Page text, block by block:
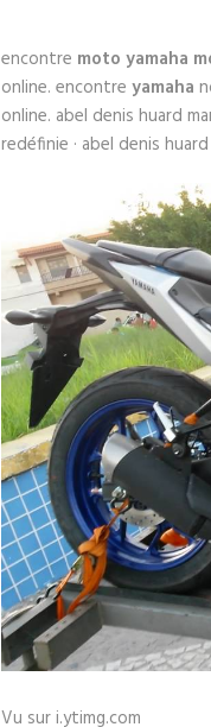
encontre moto yamaha
online. encontre yamaha
online. abel denis huard
redéfinie · abel denis
Vu sur i.ytimg.com